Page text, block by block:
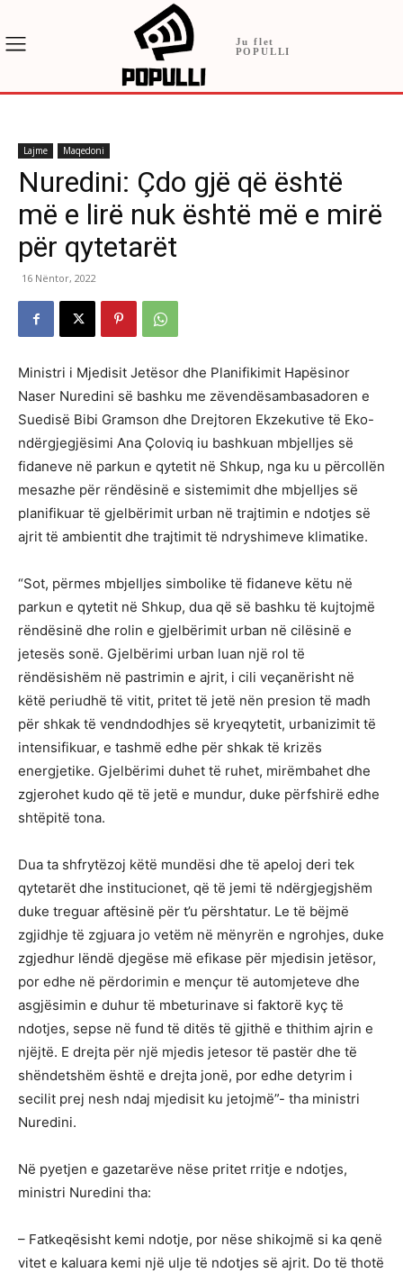
Ju flet
POPULLI
Lajme Maqedoni
Nuredini: Çdo gjë që është
më e lirë nuk është më e mirë
për qytetarët
16 Nëntor, 2022
Ministri i Mjedisit Jetësor dhe Planifikimit Hapësinor
Naser Nuredini së bashku me zëvendësambasadoren e
Suedisë Bibi Gramson dhe Drejtoren Ekzekutive të Eko-
ndërgjegjësimi Ana Çoloviq iu bashkuan mbjelljes së
fidaneve në parkun e qytetit në Shkup, nga ku u përcollën
mesazhe për rëndësinë e sistemimit dhe mbjelljes së
planifikuar të gjelbërimit urban në trajtimin e ndotjes së
ajrit të ambientit dhe trajtimit të ndryshimeve klimatike.
“Sot, përmes mbjelljes simbolike të fidaneve këtu në
parkun e qytetit në Shkup, dua që së bashku të kujtojmë
rëndësinë dhe rolin e gjelbërimit urban në cilësinë e
jetesës sonë. Gjelbërimi urban luan një rol të
rëndësishëm në pastrimin e ajrit, i cili veçanërisht në
këtë periudhë të vitit, pritet të jetë nën presion të madh
për shkak të vendndodhjes së kryeqytetit, urbanizimit të
intensifikuar, e tashmë edhe për shkak të krizës
energjetike. Gjelbërimi duhet të ruhet, mirëmbahet dhe
zgjerohet kudo që të jetë e mundur, duke përfshirë edhe
shtëpitë tona.
Dua ta shfrytëzoj këtë mundësi dhe të apeloj deri tek
qytetarët dhe institucionet, që të jemi të ndërgjegjshëm
duke treguar aftësinë për t’u përshtatur. Le të bëjmë
zgjidhje të zgjuara jo vetëm në mënyrën e ngrohjes, duke
zgjedhur lëndë djegëse më efikase për mjedisin jetësor,
por edhe në përdorimin e mençur të automjeteve dhe
asgjësimin e duhur të mbeturinave si faktorë kyç të
ndotjes, sepse në fund të ditës të gjithë e thithim ajrin e
njëjtë. E drejta për një mjedis jetesor të pastër dhe të
shëndetshëm është e drejta jonë, por edhe detyrim i
secilit prej nesh ndaj mjedisit ku jetojmë”- tha ministri
Nuredini.
Në pyetjen e gazetarëve nëse pritet rritje e ndotjes,
ministri Nuredini tha:
– Fatkeqësisht kemi ndotje, por nëse shikojmë si ka qenë
vitet e kaluara kemi një ulje të ndotjes së ajrit. Do të thotë